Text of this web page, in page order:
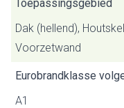
Toepassingsgebied
Dak (hellend),
Voorzetwand
Eurobrandklasse
A1